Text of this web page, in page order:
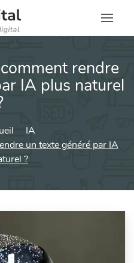
rendre
IA plus naturel
IA
un texte généré par IA
?